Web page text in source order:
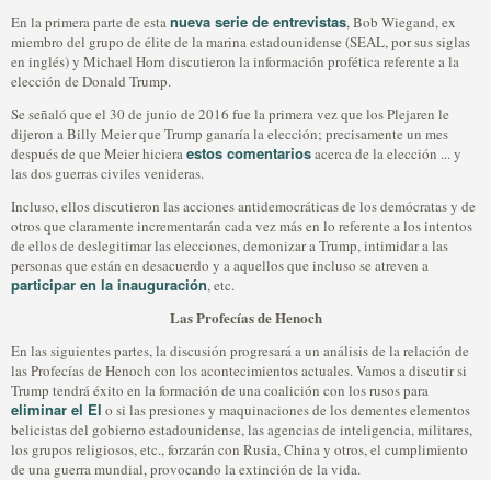
En la primera parte de estanueva serie de entrevistas, Bob Wiegand, ex
miembro del grupo de élite de la marina estadounidense (SEAL, por sus siglas
en inglés) y Michael Horn discutieron la información profética referente a la
elección de Donald Trump.
Se señaló que el 30 de junio de 2016 fue la primera vez que los Plejaren le
dijeron a Billy Meier que Trump ganaría la elección; precisamente un mes
después de que Meier hicieraestos comentariosacerca de la elección ... y
las dos guerras civiles venideras.
Incluso, ellos discutieron las acciones antidemocráticas de los demócratas y de
otros que claramente incrementarán cada vez más en lo referente a los intentos
de ellos de deslegitimar las elecciones, demonizar a Trump, intimidar a las
personas que están en desacuerdo y a aquellos que incluso se atreven a
participar en la inauguración, etc.
Las Profecías de Henoch
En las siguientes partes, la discusión progresará a un análisis de la relación de
las Profecías de Henoch con los acontecimientos actuales. Vamos a discutir si
Trump tendrá éxito en la formación de una coalición con los rusos para
eliminar el El o si las presiones y maquinaciones de los dementes elementos
belicistas del gobierno estadounidense, las agencias de inteligencia, militares,
los grupos religiosos, etc., forzarán con Rusia, China y otros, el cumplimiento
de una guerra mundial, provocando la extinción de la vida.